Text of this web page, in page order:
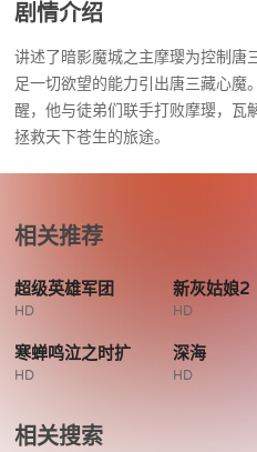
剧情介绍
讲述了暗影魔城之主摩璎为控制唐
足一切欲望的能力引出唐三藏心魔
醒，他与徒弟们联手打败摩璎，瓦
拯救天下苍生的旅途。
相关推荐
超级英雄军团
HD
新灰姑娘2
HD
寒蝉鸣泣之时扩
HD
深海
HD
相关搜索